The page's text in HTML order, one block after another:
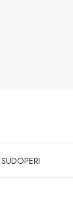
SUDOPERI